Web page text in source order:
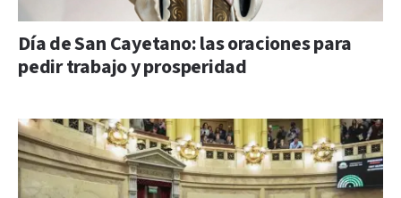
Día de San Cayetano: las oraciones para
pedir trabajo y prosperidad